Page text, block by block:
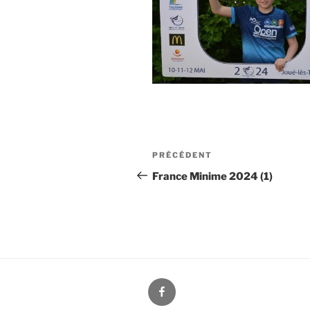
Navigation
de
Article
précédent
PRÉCÉDENT
France Minime 2024 (1)
Facebook